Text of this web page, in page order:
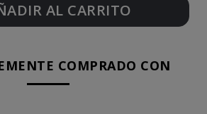
AL CARRITO
COMPRADO CON